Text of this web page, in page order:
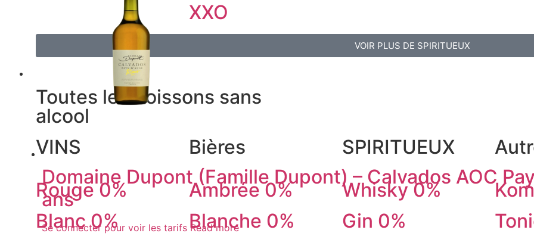
XXO
VOIR PLUS DE SPIRITUEUX
ALCOHOL-FREE
Toutes les boissons sans
alcool
VINS
Rouge 0%
Blanc 0%
Bières
Ambrée 0%
Blanche 0%
SPIRITUEUX
Whisky 0%
Gin 0%
Domaine Dupont (Famille Dupont) – Calvados AOC
ans
Se connecter pour voir les tarifs Read more